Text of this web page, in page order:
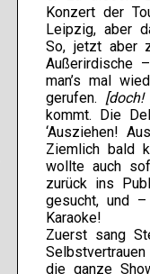
Konzert der
Leipzig, aber
So, jetzt aber
Außerirdische
man’s mal
gerufen.
kommt. Die
‘Ausziehen!
Ziemlich bald
wollte auch
zurück ins
gesucht, und
Karaoke!
Zuerst sang
die ganze